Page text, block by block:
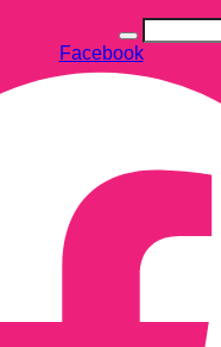
Facebook